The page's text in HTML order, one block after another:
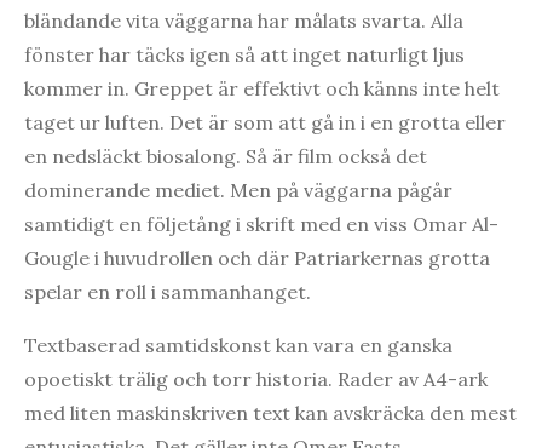
bländande vita väggarna har målats svarta. Alla
fönster har täcks igen så att inget naturligt ljus
kommer in. Greppet är effektivt och känns inte helt
taget ur luften. Det är som att gå in i en grotta eller
en nedsläckt biosalong. Så är film också det
dominerande mediet. Men på väggarna pågår
samtidigt en följetång i skrift med en viss Omar Al-
Gougle i huvudrollen och där Patriarkernas grotta
spelar en roll i sammanhanget.
Textbaserad samtidskonst kan vara en ganska
opoetiskt trälig och torr historia. Rader av A4-ark
med liten maskinskriven text kan avskräcka den mest